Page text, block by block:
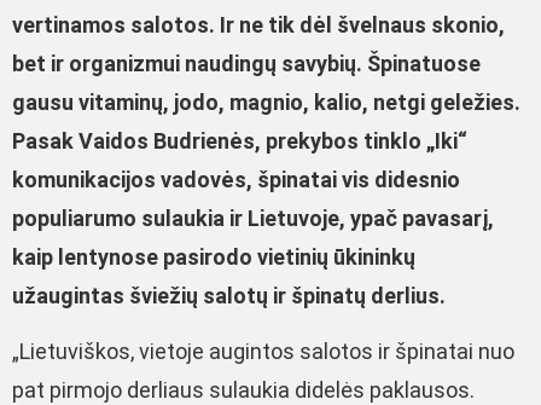
vertinamos salotos. Ir ne tik dėl švelnaus skonio,
bet ir organizmui naudingų savybių. Špinatuose
gausu vitaminų, jodo, magnio, kalio, netgi geležies.
Pasak Vaidos Budrienės, prekybos tinklo „Iki“
komunikacijos vadovės, špinatai vis didesnio
populiarumo sulaukia ir Lietuvoje, ypač pavasarį,
kaip lentynose pasirodo vietinių ūkininkų
užaugintas šviežių salotų ir špinatų derlius.
„Lietuviškos, vietoje augintos salotos ir špinatai nuo
pat pirmojo derliaus sulaukia didelės paklausos.